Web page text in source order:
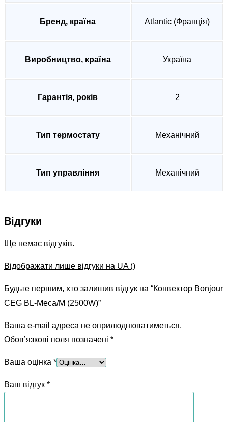
Бренд, країна Atlantic (Франція)
Виробництво, країна Україна
Гарантія, років 2
Тип термостату Механічний
Тип управління Механічний
Відгуки
Ще немає відгуків.
Відображати лише відгуки на UA ()
Будьте першим, хто залишив відгук на “Конвектор Bonjour
CEG BL-Meca/M (2500W)”
Ваша e-mail адреса не оприлюднюватиметься.
Обов’язкові поля позначені *
Ваша оцінка *
Ваш відгук *